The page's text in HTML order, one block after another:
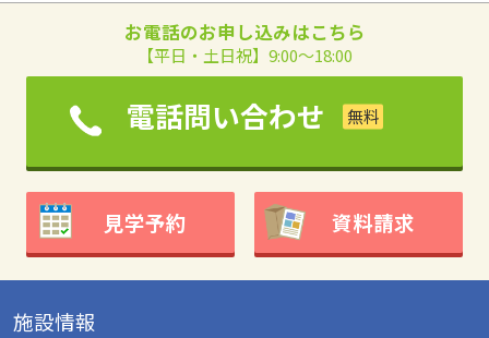
お電話のお申し込みはこちら
【平日・土日祝】9:00～18:00
電話問い合わせ
見学予約 資料請求
施設情報